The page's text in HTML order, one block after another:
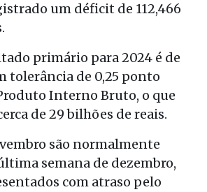
um déficit de 112,466
primário para 2024 é de
tolerância de 0,25 ponto
Interno Bruto, o que
de 29 bilhões de reais.
são normalmente
semana de dezembro,
com atraso pelo